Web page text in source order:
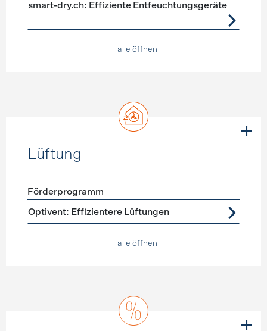
smart-dry.ch: Effiziente Entfeuchtungsgeräte
+ alle öffnen
Lüftung
Förderprogramme Lüftung
Förderprogramm
Optivent: Effizientere Lüftungen
+ alle öffnen